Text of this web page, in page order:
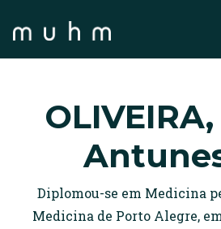
Diplomou-se em Medicina
Medicina de Porto Alegre,